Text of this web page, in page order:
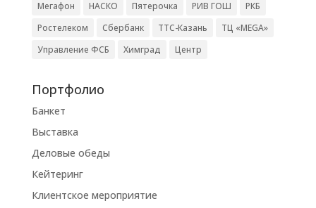
Мегафон
НАСКО Пятерочка РИВ ГОШ
РКБ
Ростелеком
Сбербанк ТТС-Казань
ТЦ «MEGA»
Управление ФСБ
Химград Центр
Портфолио
Банкет
Выставка
Деловые обеды
Кейтеринг
Клиентское мероприятие